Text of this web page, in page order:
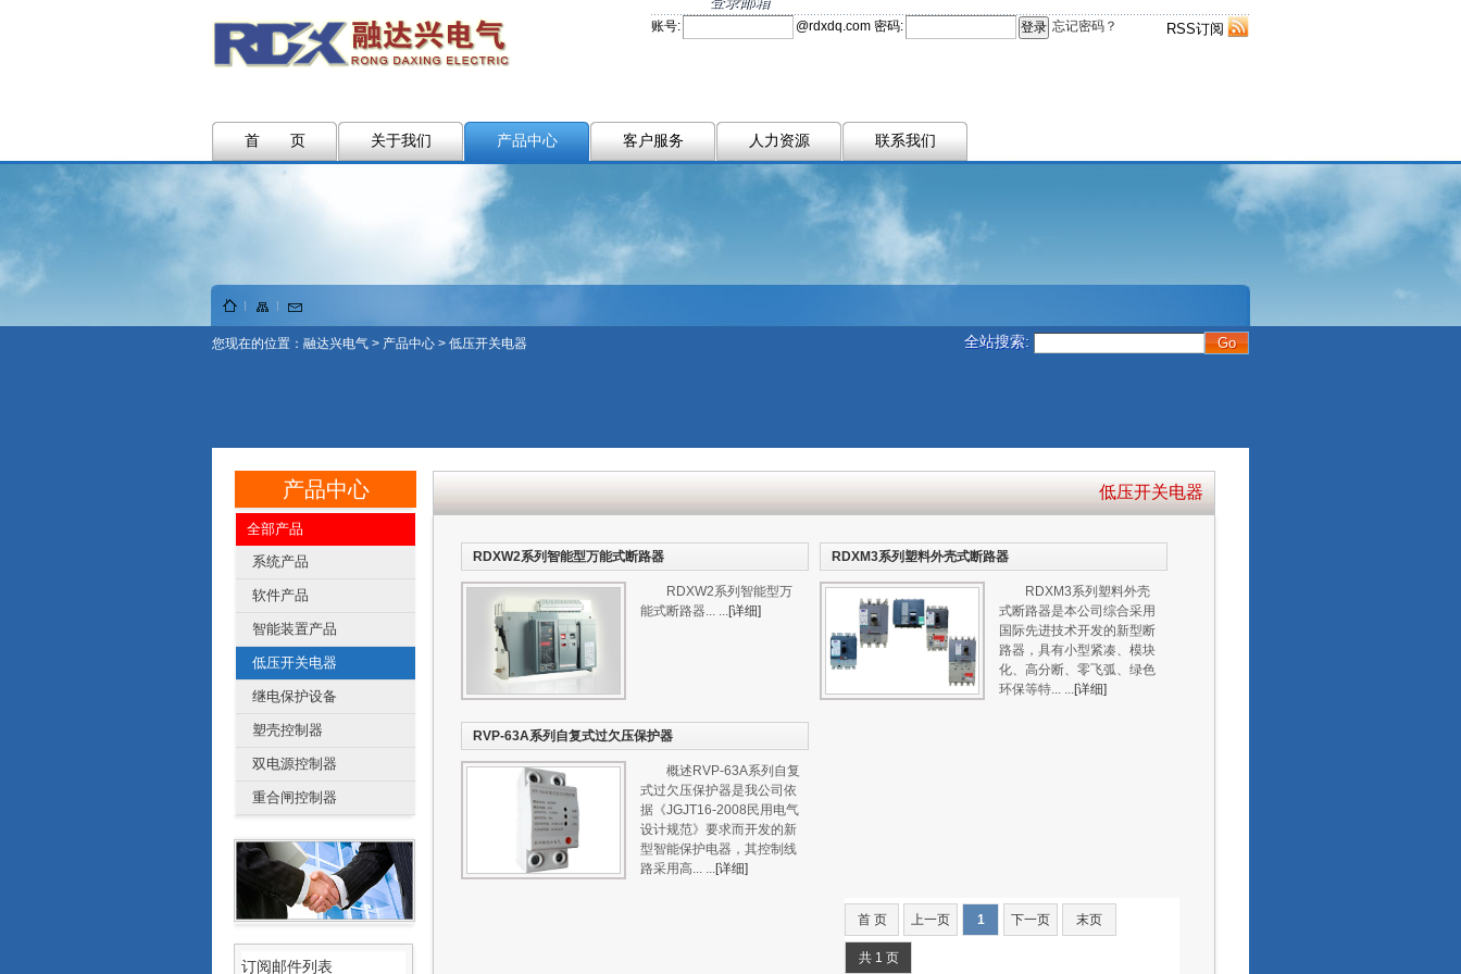
RSS订阅
账号: @rdxdq.com 密码: 忘记密码？
首 页 关于我们 产品中心 客户服务 人力资源 联系我们
全站搜索:
您现在的位置： 融达兴电气 > 产品中心 > 低压开关电器
产品中心
全部产品
系统产品
软件产品
智能装置产品
低压开关电器
继电保护设备
塑壳控制器
双电源控制器
重合闸控制器
订阅邮件列表
低压开关电器
RDXW2系列智能型万能式断路器
RDXW2系列智能型万
能式断路器... ...[详细]
RDXM3系列塑料外壳式断路器
RDXM3系列塑料外壳
式断路器是本公司综合采用
国际先进技术开发的新型断
路器，具有小型紧凑、模块
化、高分断、零飞弧、绿色
环保等特... ...[详细]
RVP-63A系列自复式过欠压保护器
概述RVP-63A系列自复
式过欠压保护器是我公司依
据《JGJT16-2008民用电气
设计规范》要求而开发的新
型智能保护电器，其控制线
路采用高... ... [详细]
首 页 上一页 1 下一页 末页
共 1 页